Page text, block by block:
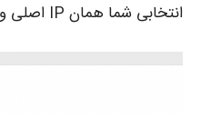
انتخابی شما همان IP اصلی و اشتراکی سرور می باشد: